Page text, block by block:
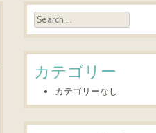
Search
カテゴリー
カテゴリーなし